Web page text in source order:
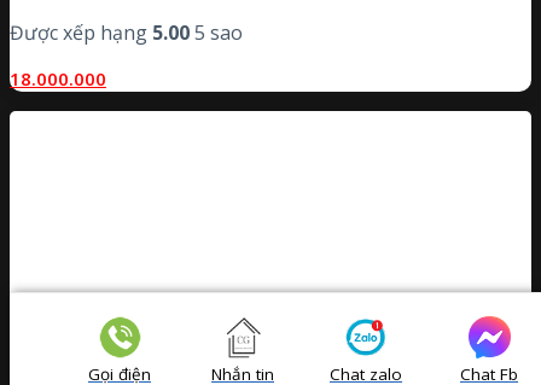
Được xếp hạng 5.005 sao
18.000.000
Gọi điện Nhắn tin Chat zalo Chat Fb